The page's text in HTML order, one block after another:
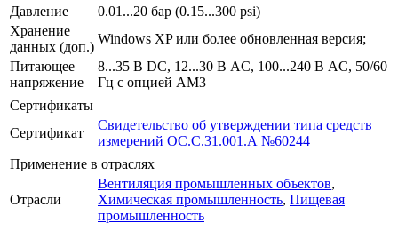
Давление
0.01...20 бар (0.15...300 psi)
Хранение
данных (доп.)
Windows XP или более обновленная версия;
Питающее
напряжение
8...35 В DC, 12...30 В AC, 100...240 В AC, 50/60
Гц с опцией AM3
Сертификаты
Сертификат
Свидетельство об утверждении типа средств
измерений ОС.С.31.001.А №60244
Применение в отраслях
Отрасли
Вентиляция промышленных объектов,
Химическая промышленность, Пищевая
промышленность